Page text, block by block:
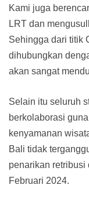
Kami juga
LRT dan
Sehingga dari titik
dihubungkan
akan sangat
Selain itu seluruh
berkolaborasi
kenyamanan
Bali tidak
penarikan retribusi
Februari 2024.